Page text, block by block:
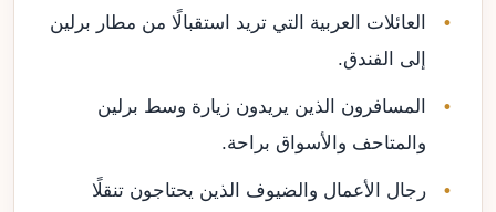
العائلات العربية التي تريد استقبالًا من مطار برلين
إلى الفندق.
المسافرون الذين يريدون زيارة وسط برلين
والمتاحف والأسواق براحة.
رجال الأعمال والضيوف الذين يحتاجون تنقلًا